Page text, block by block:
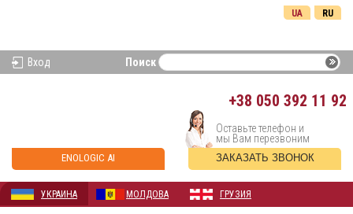
RU
UA
Вход Поиск
+38 050 392 11 92
ENOLOGIC AI
Оставьте телефон и
мы Вам перезвоним
ЗАКАЗАТЬ ЗВОНОК
УКРАИНА МОЛДОВА ГРУЗИЯ